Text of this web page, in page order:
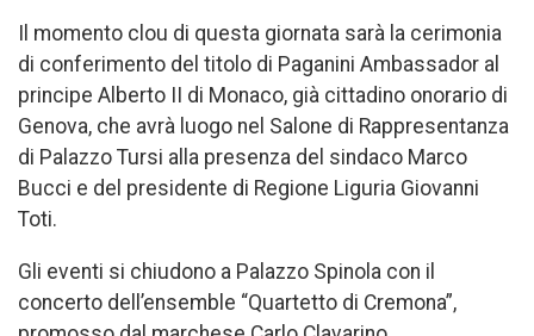
Il momento clou di questa giornata sarà la cerimonia
di conferimento del titolo di Paganini Ambassador al
principe Alberto II di Monaco, già cittadino onorario di
Genova, che avrà luogo nel Salone di Rappresentanza
di Palazzo Tursi alla presenza del sindaco Marco
Bucci e del presidente di Regione Liguria Giovanni
Toti.
Gli eventi si chiudono a Palazzo Spinola con il
concerto dell’ensemble “Quartetto di Cremona”,